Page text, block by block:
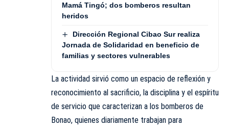
Mamá Tingó; dos bomberos resultan
heridos
Dirección Regional Cibao Sur realiza
Jornada de Solidaridad en beneficio de
familias y sectores vulnerables
La actividad sirvió como un espacio de reflexión y
reconocimiento al sacrificio, la disciplina y el espíritu
de servicio que caracterizan a los bomberos de
Bonao, quienes diariamente trabajan para